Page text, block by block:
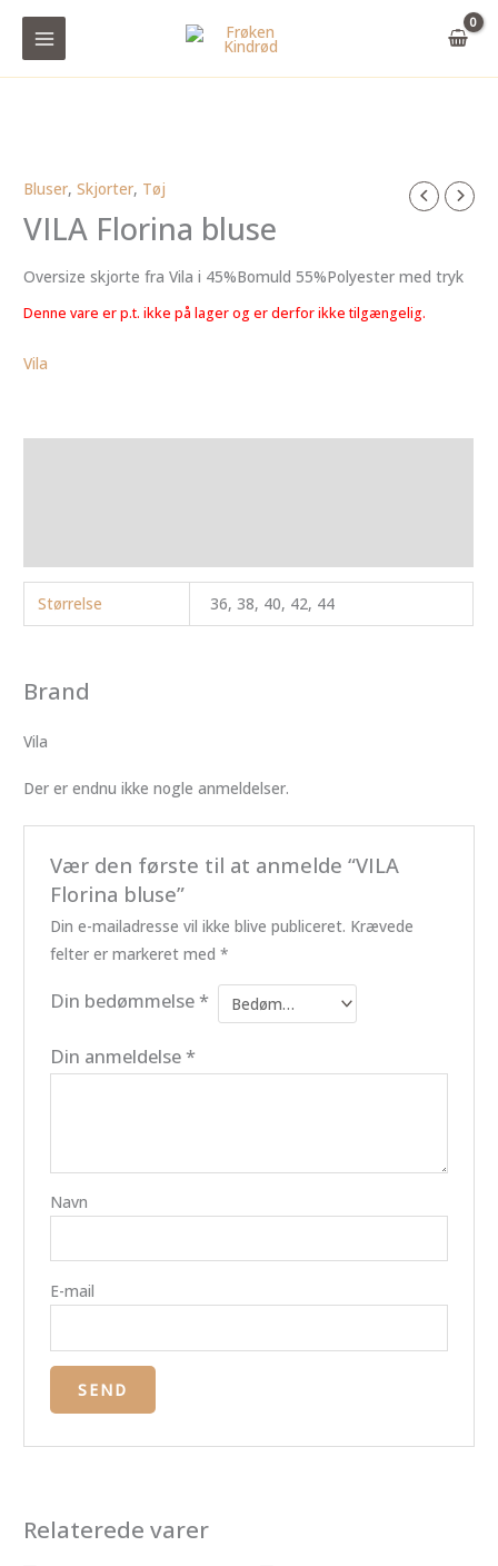
Bluser,Skjorter, Tøj
VILA Florina bluse
Oversize skjorte fra Vila i 45%Bomuld 55%Polyester med tryk
Denne vare er p.t. ikke på lager og er derfor ikke tilgængelig.
Vila
Størrelse 36, 38, 40, 42, 44
Brand
Vila
Der er endnu ikke nogle anmeldelser.
Vær den første til at anmelde “VILA
Florina bluse”
Din e-mailadresse vil ikke blive publiceret. Krævede
felter er markeret med *
Din bedømmelse*
Din anmeldelse*
Navn
E-mail
Relaterede varer